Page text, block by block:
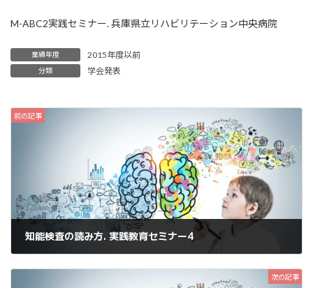
M-ABC2実践セミナー. 兵庫県立リハビリテーション中央病院
業績年度 2015年度以前
分類 学会発表
前の記事
知能検査の読み方. 実践教育セミナー4
次の記事